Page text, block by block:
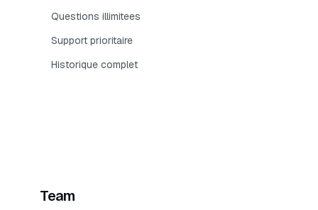
Questions illimitees
Support prioritaire
Historique complet
Team